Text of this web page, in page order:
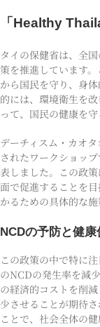
「Healthy
タイの保健省は、全
策を推進しています
から国民を守り、身
的には、環境衛生を
って、国民の健康を守
デーチィスム・カオ
されたワークショッ
表しました。この政
面で促進することを
かるための具体的な施
NCDの予防と健康
この政策の中で特に
のNCDの発生率を減
の経済的コストを削
少させることが期待
ことで、社会全体の健